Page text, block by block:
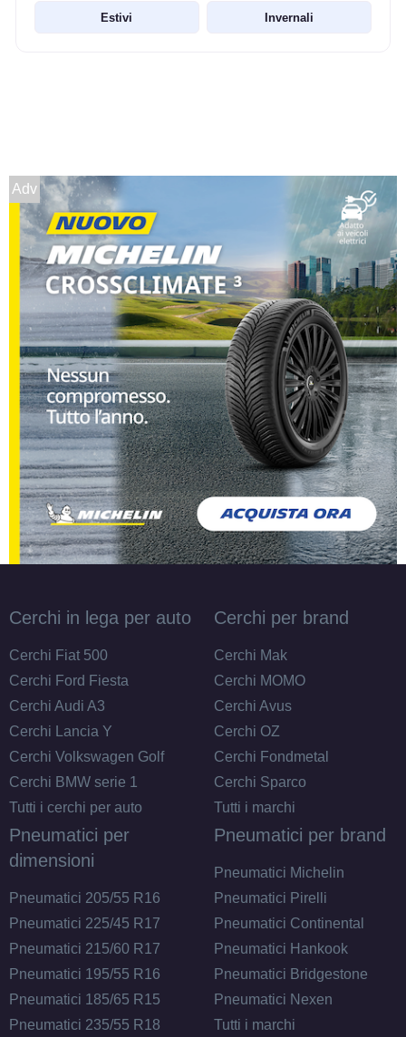
Estivi Invernali
Adv
Cerchi in lega per auto
Cerchi Fiat 500
Cerchi Ford Fiesta
Cerchi Audi A3
Cerchi Lancia Y
Cerchi Volkswagen Golf
Cerchi BMW serie 1
Tutti i cerchi per auto
Cerchi per brand
Cerchi Mak
Cerchi MOMO
Cerchi Avus
Cerchi OZ
Cerchi Fondmetal
Cerchi Sparco
Tutti i marchi
Pneumatici per
dimensioni
Pneumatici 205/55 R16
Pneumatici 225/45 R17
Pneumatici 215/60 R17
Pneumatici 195/55 R16
Pneumatici 185/65 R15
Pneumatici 235/55 R18
Pneumatici per brand
Pneumatici Michelin
Pneumatici Pirelli
Pneumatici Continental
Pneumatici Hankook
Pneumatici Bridgestone
Pneumatici Nexen
Tutti i marchi